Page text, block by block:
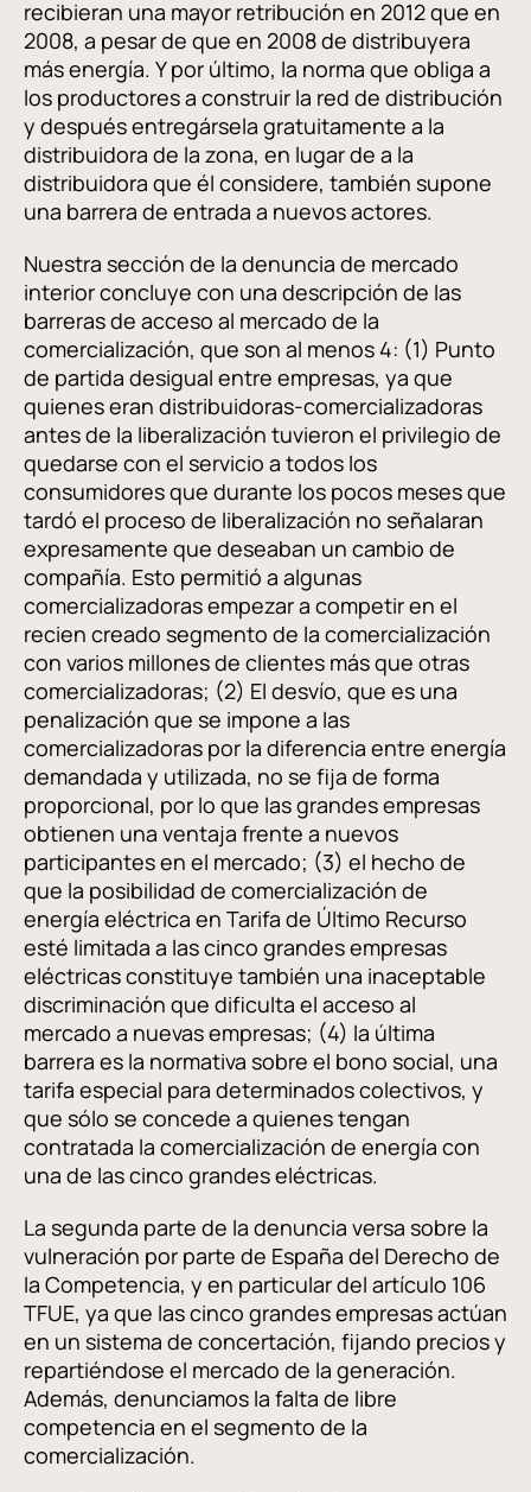
recibieran una mayor retribución en 2012 que en
2008, a pesar de que en 2008 de distribuyera
más energía. Y por último, la norma que obliga a
los productores a construir la red de distribución
y después entregársela gratuitamente a la
distribuidora de la zona, en lugar de a la
distribuidora que él considere, también supone
una barrera de entrada a nuevos actores.
Nuestra sección de la denuncia de mercado
interior concluye con una descripción de las
barreras de acceso al mercado de la
comercialización, que son al menos 4: (1) Punto
de partida desigual entre empresas, ya que
quienes eran distribuidoras-comercializadoras
antes de la liberalización tuvieron el privilegio de
quedarse con el servicio a todos los
consumidores que durante los pocos meses que
tardó el proceso de liberalización no señalaran
expresamente que deseaban un cambio de
compañía. Esto permitió a algunas
comercializadoras empezar a competir en el
recien creado segmento de la comercialización
con varios millones de clientes más que otras
comercializadoras; (2) El desvío, que es una
penalización que se impone a las
comercializadoras por la diferencia entre energía
demandada y utilizada, no se fija de forma
proporcional, por lo que las grandes empresas
obtienen una ventaja frente a nuevos
participantes en el mercado; (3) el hecho de
que la posibilidad de comercialización de
energía eléctrica en Tarifa de Último Recurso
esté limitada a las cinco grandes empresas
eléctricas constituye también una inaceptable
discriminación que dificulta el acceso al
mercado a nuevas empresas; (4) la última
barrera es la normativa sobre el bono social, una
tarifa especial para determinados colectivos, y
que sólo se concede a quienes tengan
contratada la comercialización de energía con
una de las cinco grandes eléctricas.
La segunda parte de la denuncia versa sobre la
vulneración por parte de España del Derecho de
la Competencia, y en particular del artículo 106
TFUE, ya que las cinco grandes empresas actúan
en un sistema de concertación, fijando precios y
repartiéndose el mercado de la generación.
Además, denunciamos la falta de libre
competencia en el segmento de la
comercialización.